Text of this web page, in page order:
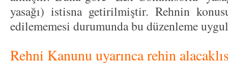
yasağı) istisna getirilmiştir. Rehnin
edilememesi durumunda bu düzenleme
Rehni Kanunu uyarınca rehin